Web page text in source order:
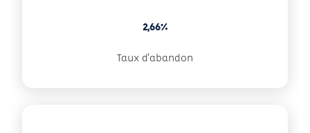
2,66%
Taux d'abandon